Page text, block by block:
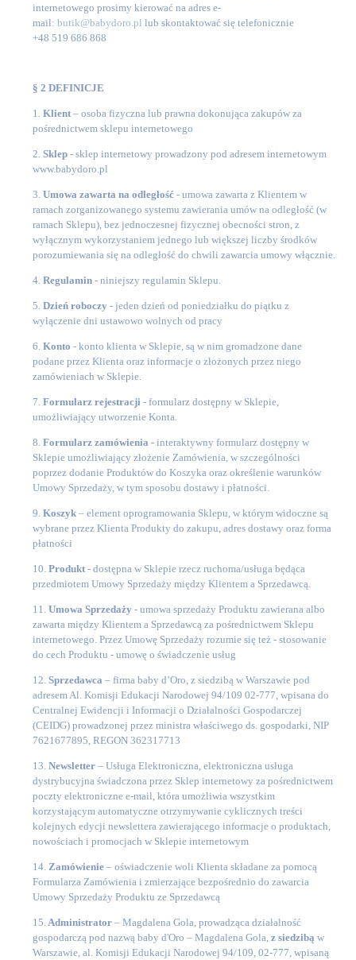
internetowego prosimy kierować na adres e-
mail: butik@babydoro.pl lub skontaktować się telefonicznie
+48 519 686 868
§ 2 DEFINICJE
1. Klient – osoba fizyczna lub prawna dokonująca zakupów za
pośrednictwem sklepu internetowego
2. Sklep - sklep internetowy prowadzony pod adresem internetowym
www.babydoro.pl
3. Umowa zawarta na odległość - umowa zawarta z Klientem w
ramach zorganizowanego systemu zawierania umów na odległość (w
ramach Sklepu), bez jednoczesnej fizycznej obecności stron, z
wyłącznym wykorzystaniem jednego lub większej liczby środków
porozumiewania się na odległość do chwili zawarcia umowy włącznie.
4. Regulamin - niniejszy regulamin Sklepu.
5. Dzień roboczy - jeden dzień od poniedziałku do piątku z
wyłączenie dni ustawowo wolnych od pracy
6. Konto - konto klienta w Sklepie, są w nim gromadzone dane
podane przez Klienta oraz informacje o złożonych przez niego
zamówieniach w Sklepie.
7. Formularz rejestracji - formularz dostępny w Sklepie,
umożliwiający utworzenie Konta.
8. Formularz zamówienia - interaktywny formularz dostępny w
Sklepie umożliwiający złożenie Zamówienia, w szczególności
poprzez dodanie Produktów do Koszyka oraz określenie warunków
Umowy Sprzedaży, w tym sposobu dostawy i płatności.
9. Koszyk – element oprogramowania Sklepu, w którym widoczne są
wybrane przez Klienta Produkty do zakupu, adres dostawy oraz forma
płatności
10. Produkt - dostępna w Sklepie rzecz ruchoma/usługa będąca
przedmiotem Umowy Sprzedaży między Klientem a Sprzedawcą.
11. Umowa Sprzedaży - umowa sprzedaży Produktu zawierana albo
zawarta między Klientem a Sprzedawcą za pośrednictwem Sklepu
internetowego. Przez Umowę Sprzedaży rozumie się też - stosowanie
do cech Produktu - umowę o świadczenie usług
12. Sprzedawca – firma baby d’Oro, z siedzibą w Warszawie pod
adresem Al. Komisji Edukacji Narodowej 94/109 02-777, wpisana do
Centralnej Ewidencji i Informacji o Działalności Gospodarczej
(CEIDG) prowadzonej przez ministra właściwego ds. gospodarki, NIP
7621677895, REGON 362317713
13. Newsletter – Usługa Elektroniczna, elektroniczna usługa
dystrybucyjna świadczona przez Sklep internetowy za pośrednictwem
poczty elektroniczne e-mail, która umożliwia wszystkim
korzystającym automatyczne otrzymywanie cyklicznych treści
kolejnych edycji newslettera zawierającego informacje o produktach,
nowościach i promocjach w Sklepie internetowym
14. Zamówienie – oświadczenie woli Klienta składane za pomocą
Formularza Zamówienia i zmierzające bezpośrednio do zawarcia
Umowy Sprzedaży Produktu ze Sprzedawcą
15. Administrator – Magdalena Gola, prowadząca działalność
gospodarczą pod nazwą baby d'Oro – Magdalena Gola, z siedzibą w
Warszawie, al. Komisji Edukacji Narodowej 94/109, 02-777, wpisaną